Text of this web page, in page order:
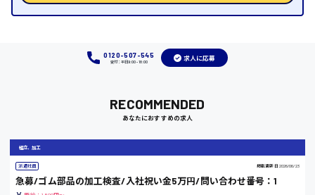
0120-507-545
受付：平日9:00 - 18:00
求人に応募
RECOMMENDED
あなたにおすすめの求人
組立、加工
派遣社員 掲載更新日 2026/06/23
急募/ゴム部品の加工検査/入社祝い金5万円/問い合わせ番号：1